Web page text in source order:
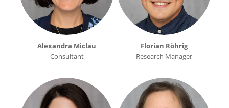
Alexandra Miclau
Consultant
Florian Röhrig
Research Manager